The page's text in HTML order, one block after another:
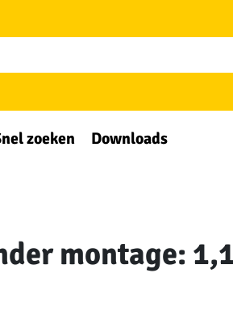
zoeken Downloads
montage: